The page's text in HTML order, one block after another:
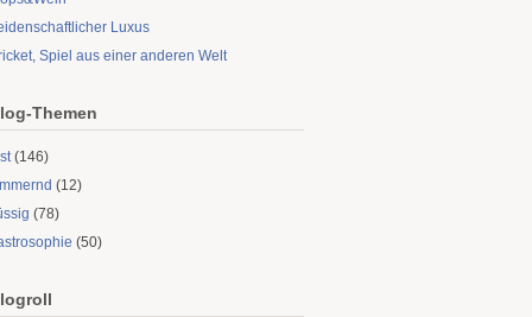
Luxus
Spiel aus einer anderen Welt
Themen
(146)
(12)
(78)
(50)